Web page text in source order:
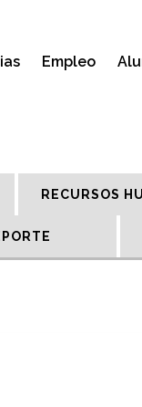
Empleo
RECURSOS